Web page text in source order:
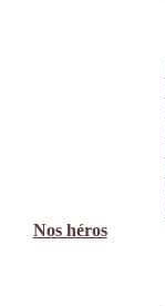
Nos héros